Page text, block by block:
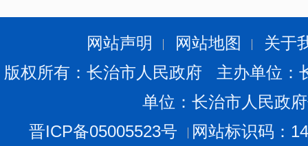
网站声明 网站地图
关于
版权所有：长治市人民政府 主办单位
单位：长治市人民政
晋ICP备05005523号
网站标识码：